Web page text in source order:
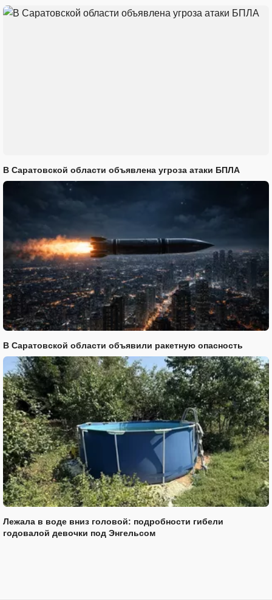
В Саратовской области объявлена угроза атаки БПЛА
В Саратовской области объявили ракетную опасность
Лежала в воде вниз головой: подробности гибели
годовалой девочки под Энгельсом